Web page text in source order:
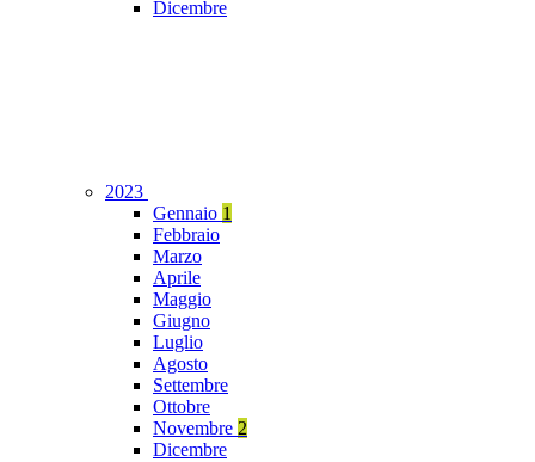
Dicembre
2023
Gennaio 1
Febbraio
Marzo
Aprile
Maggio
Giugno
Luglio
Agosto
Settembre
Ottobre
Novembre 2
Dicembre